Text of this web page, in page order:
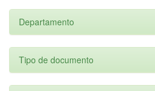
Departamento
Tipo de documento